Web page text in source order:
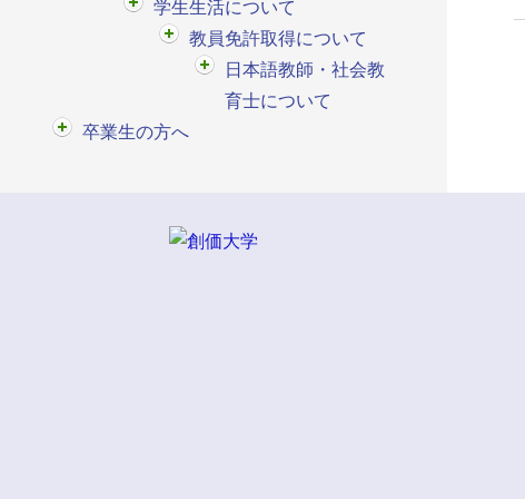
学生生活について
教員免許取得について
日本語教師・社会教
育士について
卒業生の方へ